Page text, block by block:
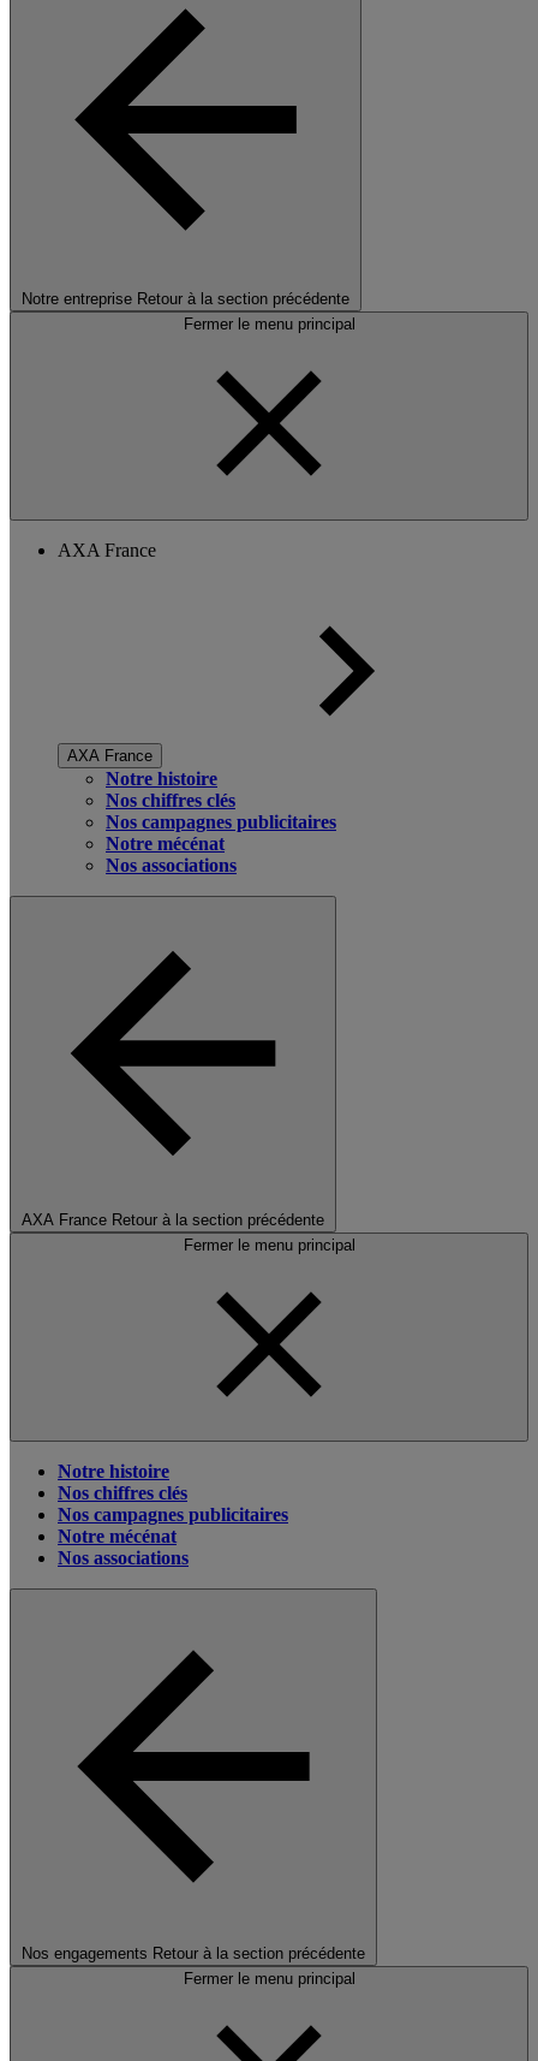
Notre entreprise Retour à la section précédente
Fermer le menu principal
AXA France
AXA France
Notre histoire
Nos chiffres clés
Nos campagnes publicitaires
Notre mécénat
Nos associations
AXA France Retour à la section précédente
Fermer le menu principal
Notre histoire
Nos chiffres clés
Nos campagnes publicitaires
Notre mécénat
Nos associations
Nos engagements Retour à la section précédente
Fermer le menu principal